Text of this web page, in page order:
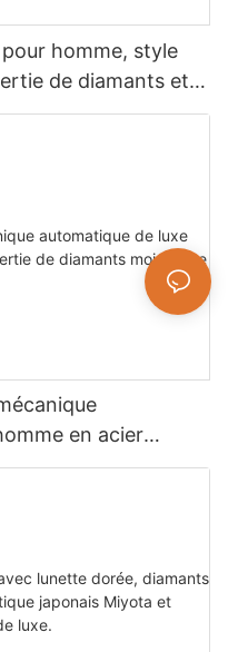
homme, style
de diamants et
en acier
moissanite